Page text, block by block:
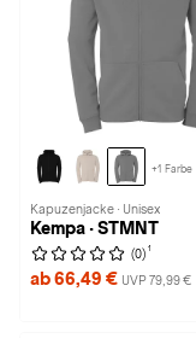
+1 Farbe
Kapuzenjacke · Unisex
Kempa · STMNT
(0) 1
ab 66,49 € UVP 79,99 €